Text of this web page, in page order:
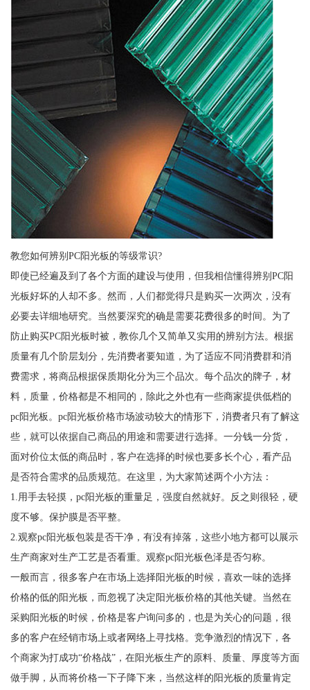
教您如何辨别PC阳光板的等级常识?
即使已经遍及到了各个方面的建设与使用，但我相信懂得辨别PC阳
光板好坏的人却不多。然而，人们都觉得只是购买一次两次，没有
必要去详细地研究。当然要深究的确是需要花费很多的时间。为了
防止购买PC阳光板时被，教你几个又简单又实用的辨别方法。根据
质量有几个阶层划分，先消费者要知道，为了适应不同消费群和消
费需求，将商品根据保质期化分为三个品次。每个品次的牌子，材
料，质量，价格都是不相同的，除此之外也有一些商家提供低档的
pc阳光板。pc阳光板价格市场波动较大的情形下，消费者只有了解这
些，就可以依据自己商品的用途和需要进行选择。一分钱一分货，
面对价位太低的商品时，客户在选择的时候也要多长个心，看产品
是否符合需求的品质规范。在这里，为大家简述两个小方法：
1.用手去轻摸，pc阳光板的重量足，强度自然就好。反之则很轻，硬
度不够。保护膜是否平整。
2.观察pc阳光板包装是否干净，有没有掉落，这些小地方都可以展示
生产商家对生产工艺是否看重。观察pc阳光板色泽是否匀称。
一般而言，很多客户在市场上选择阳光板的时候，喜欢一味的选择
价格的低的阳光板，而忽视了决定阳光板价格的其他关键。当然在
采购阳光板的时候，价格是客户询问多的，也是为关心的问题，很
多的客户在经销市场上或者网络上寻找格。竞争激烈的情况下，各
个商家为打成功“价格战”，在阳光板生产的原料、质量、厚度等方面
做手脚，从而将价格一下子降下来，当然这样的阳光板的质量肯定